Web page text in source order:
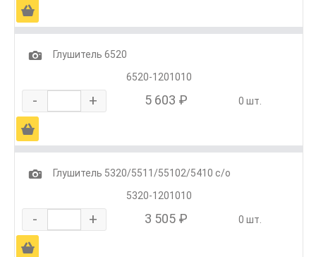
Ä
1
Глушитель 6520
6520-1201010
- + 5 603 ₽ 0 шт.
Ä
1
Глушитель 5320/5511/55102/5410 с/о
5320-1201010
- + 3 505 ₽ 0 шт.
Ä